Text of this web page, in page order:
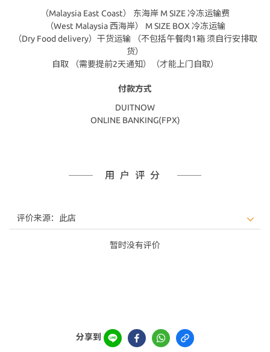
（Malaysia East Coast） 东海岸 M SIZE 冷冻运输费
（West Malaysia 西海岸） M SIZE BOX 冷冻运输
（Dry Food delivery）干货运输 （不包括午餐肉1箱 须自行安排取
货）
自取 （需要提前2天通知）（才能上门自取）
付款方式
DUITNOW
ONLINE BANKING(FPX)
用户评分
暂时没有评价
分享到